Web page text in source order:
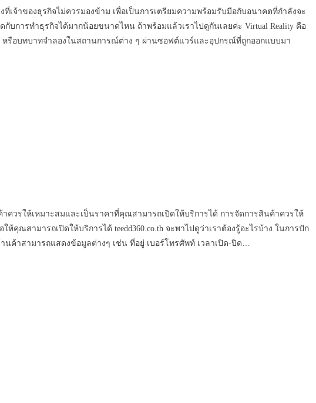
เจ้าของธุรกิจไม่ควรมองข้าม เพื่อเป็นการเตรียมความพร้อมรับมือกับอนาคตที่กำลังจะ
บการทำธุรกิจได้มากน้อยขนาดไหน ถ้าพร้อมแล้วเราไปดูกันเลยค่ะ Virtual Reality คือ
หรือบทบาทจำลองในสถานการณ์ต่าง ๆ ผ่านซอฟต์แวร์และอุปกรณ์ที่ถูกออกแบบมา
วรให้เหมาะสมและเป็นราคาที่คุณสามารถเปิดให้บริการได้ การจัดการสินค้าควรให้
สามารถเปิดให้บริการได้ teedd360.co.th จะพาไปดูว่าเราต้องรู้อะไรบ้าง ในการปัก
านค้าสามารถแสดงข้อมูลต่างๆ เช่น ที่อยู่ เบอร์โทรศัพท์ เวลาเปิด-ปิด…